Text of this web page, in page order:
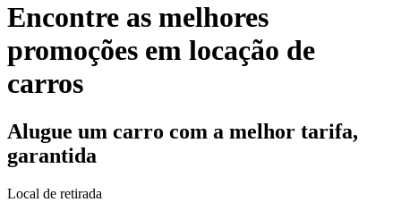
Encontre as melhores
promoções em locação de
carros
Alugue um carro com a melhor tarifa,
garantida
Local de retirada